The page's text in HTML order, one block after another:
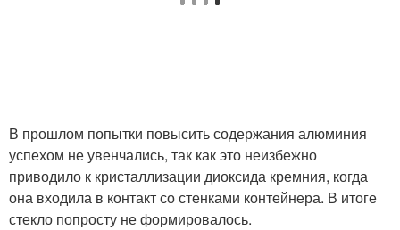
В прошлом попытки повысить содержания алюминия
успехом не увенчались, так как это неизбежно
приводило к кристаллизации диоксида кремния, когда
она входила в контакт со стенками контейнера. В итоге
стекло попросту не формировалось.